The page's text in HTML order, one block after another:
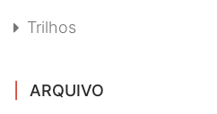
Trilhos
ARQUIVO